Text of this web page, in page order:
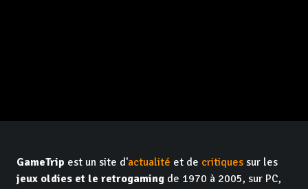
GameTrip est un site d'actualité et de critiques sur les
jeux oldies et le retrogaming de 1970 à 2005, sur PC,